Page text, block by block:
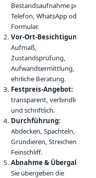
Bestandsaufnahme per
Telefon, WhatsApp oder
Formular.
Vor-Ort-Besichtigung:
Aufmaß,
Zustandsprüfung,
Aufwandsermittlung,
ehrliche Beratung.
Festpreis-Angebot:
transparent, verbindlich
und schriftlich.
Durchführung:
Abdecken, Spachteln,
Grundieren, Streichen,
Feinschliff.
Abnahme & Übergabe:
Sie übergeben die